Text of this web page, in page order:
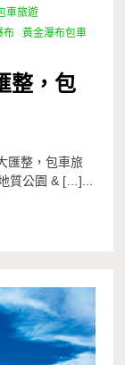
車旅遊
布
黃金瀑布包車
整，包
匯整，包車旅
質公園 & […]...